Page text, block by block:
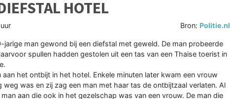
HOTEL
Bron: Politie.nl
man gewond bij een diefstal met geweld. De man probeerde
spullen hadden gestolen uit een tas van een Thaise toerist in
het ontbijt in het hotel. Enkele minuten later kwam een vrouw
was en zij zag een man met haar tas de ontbijtzaal verlaten. Al
aan die ook in het gezelschap was van een vrouw. De man die